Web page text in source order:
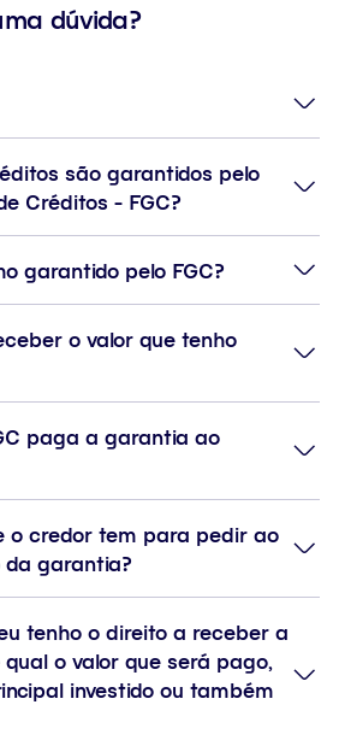
dúvida?
são garantidos pelo
Créditos - FGC?
garantido pelo FGC?
o valor que tenho
paga a garantia ao
o credor tem para pedir ao
da garantia?
tenho o direito a receber a
o valor que será pago,
investido ou também